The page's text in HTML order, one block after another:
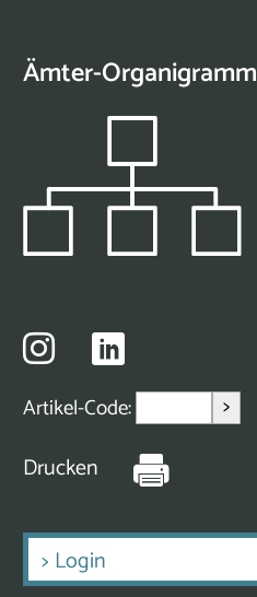
Ämter-Organigramm
Artikel-Code: >
Drucken
> Login